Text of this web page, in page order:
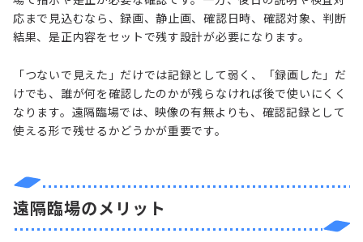
応まで見込むなら、録画、静止画、確認日時、確認対象、判断
結果、是正内容をセットで残す設計が必要になります。
「つないで見えた」だけでは記録として弱く、「録画した」だ
けでも、誰が何を確認したのかが残らなければ後で使いにくく
なります。遠隔臨場では、映像の有無よりも、確認記録として
使える形で残せるかどうかが重要です。
遠隔臨場のメリット